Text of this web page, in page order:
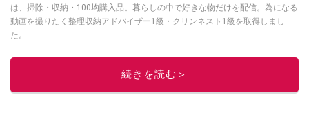
は、掃除・収納・100均購入品。暮らしの中で好きな物だけを配信。為になる
動画を撮りたく整理収納アドバイザー1級・クリンネスト1級を取得しまし
た。
このイチオシストの他の記事を読む
続きを読む＞